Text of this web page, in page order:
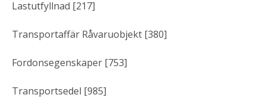
Lastutfyllnad [217]
Transportaffär Råvaruobjekt [380]
Fordonsegenskaper [753]
Transportsedel [985]